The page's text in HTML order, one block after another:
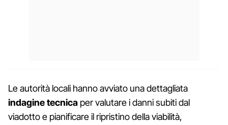
Le autorità locali hanno avviato una dettagliata
indagine tecnica per valutare i danni subiti dal
viadotto e pianificare il ripristino della viabilità,